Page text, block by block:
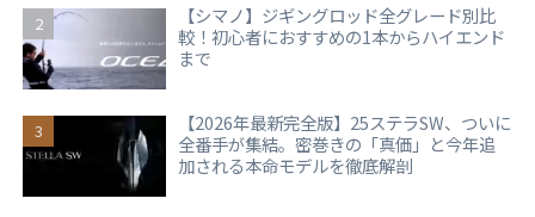
【シマノ】ジギングロッド全グレード別比
較！初心者におすすめの1本からハイエンド
まで
【2026年最新完全版】25ステラSW、ついに
全番手が集結。密巻きの「真価」と今年追
加される本命モデルを徹底解剖